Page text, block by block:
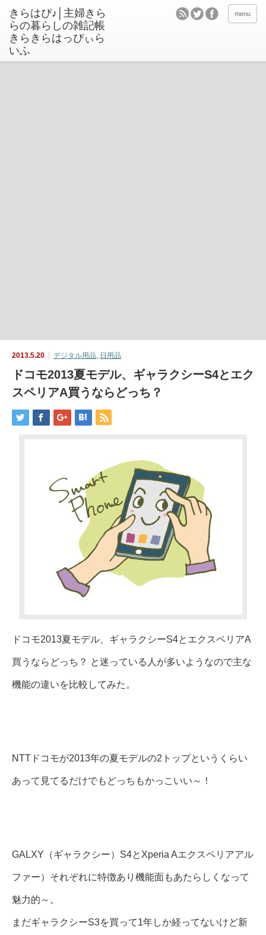
きらはぴ♪│主婦きら
らの暮らしの雑記帳
きらきらはっぴぃら
いふ
menu
2013.5.20 デジタル用品, 日用品
ドコモ2013夏モデル、ギャラクシーS4とエク
スペリアA買うならどっち？
ドコモ2013夏モデル、ギャラクシーS4とエクスペリアA
買うならどっち？ と迷っている人が多いようなので主な
機能の違いを比較してみた。
NTTドコモが2013年の夏モデルの2トップというくらい
あって見てるだけでもどっちもかっこいい～！
GALXY（ギャラクシー）S4とXperia Aエクスペリアアル
ファー）それぞれに特徴あり機能面もあたらしくなって
魅力的～。
まだギャラクシーS3を買って1年しか経ってないけど新